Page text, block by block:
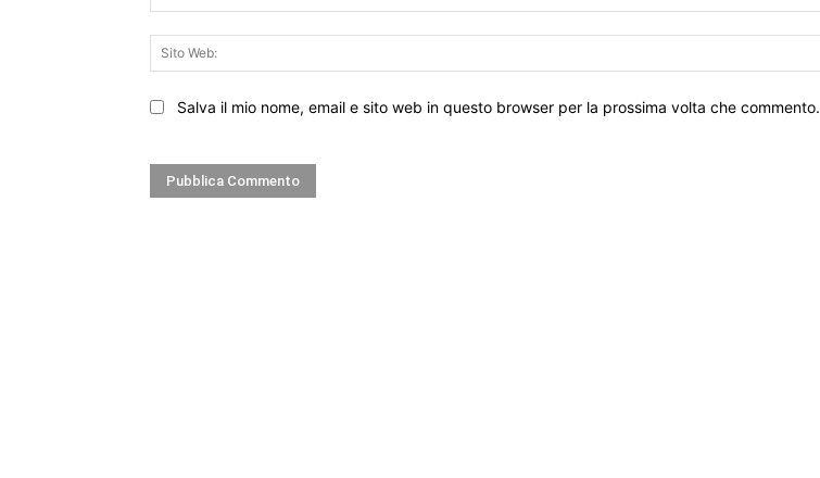
Salva il mio nome, email e sito web in questo browser per la prossima volta che commento.